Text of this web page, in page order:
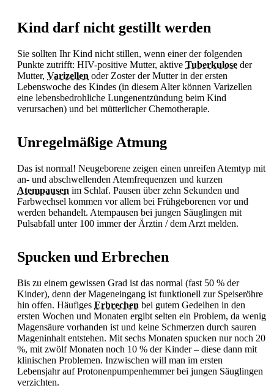
Kind darf nicht gestillt werden
Sie sollten Ihr Kind nicht stillen, wenn einer der folgenden
Punkte zutrifft: HIV-positive Mutter, aktive Tuberkulose der
Mutter, Varizellen oder Zoster der Mutter in der ersten
Lebenswoche des Kindes (in diesem Alter können Varizellen
eine lebensbedrohliche Lungenentzündung beim Kind
verursachen) und bei mütterlicher Chemotherapie.
Unregelmäßige Atmung
Das ist normal! Neugeborene zeigen einen unreifen Atemtyp mit
an- und abschwellenden Atemfrequenzen und kurzen
Atempausen im Schlaf. Pausen über zehn Sekunden und
Farbwechsel kommen vor allem bei Frühgeborenen vor und
werden behandelt. Atempausen bei jungen Säuglingen mit
Pulsabfall unter 100 immer der Ärztin / dem Arzt melden.
Spucken und Erbrechen
Bis zu einem gewissen Grad ist das normal (fast 50 % der
Kinder), denn der Mageneingang ist funktionell zur Speiseröhre
hin offen. Häufiges Erbrechen bei gutem Gedeihen in den
ersten Wochen und Monaten ergibt selten ein Problem, da wenig
Magensäure vorhanden ist und keine Schmerzen durch sauren
Mageninhalt entstehen. Mit sechs Monaten spucken nur noch 20
%, mit zwölf Monaten noch 10 % der Kinder – diese dann mit
klinischen Problemen. Inzwischen will man im ersten
Lebensjahr auf Protonenpumpenhemmer bei jungen Säuglingen
verzichten.